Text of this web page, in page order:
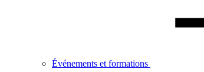
Événements et formations